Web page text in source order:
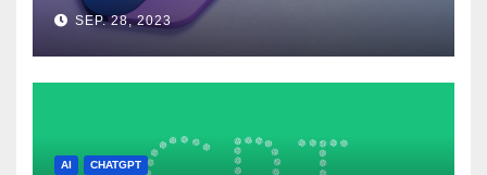
Microsoft Copilot in Windows
11 SEP. 28, 2023
AI CHATGPT